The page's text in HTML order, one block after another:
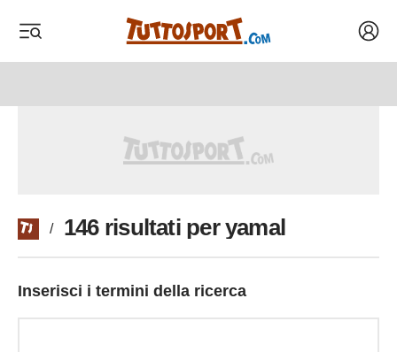
/ 146 risultati per yamal
Inserisci i termini della ricerca